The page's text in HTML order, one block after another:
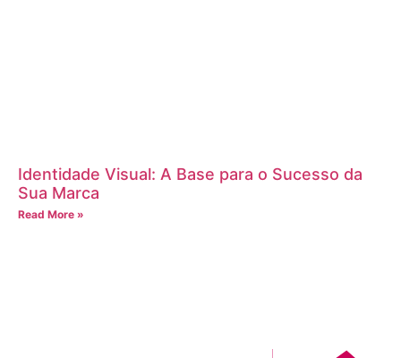
Identidade Visual: A Base para o Sucesso da
Sua Marca
Read More »